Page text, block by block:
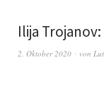
Ilija
2. Oktober 2020 von